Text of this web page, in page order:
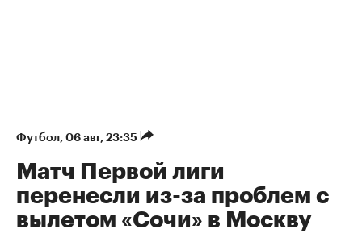
Футбол⁠, 06 авг, 23:35
Матч Первой лиги
перенесли из-за проблем с
вылетом «Сочи» в Москву